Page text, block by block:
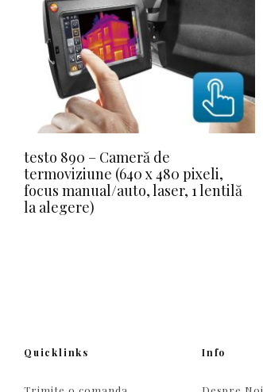
testo 890 – Cameră de
termoviziune (640 x 480 pixeli,
focus manual/auto, laser, 1 lentilă
la alegere)
Quicklinks Info